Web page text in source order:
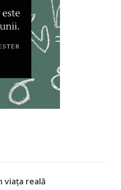
viața reală